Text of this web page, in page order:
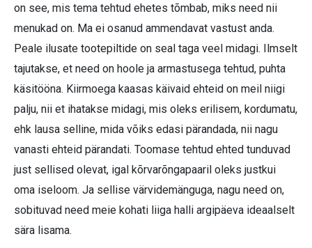
on see, mis tema tehtud ehetes tõmbab, miks need nii
menukad on. Ma ei osanud ammendavat vastust anda.
Peale ilusate tootepiltide on seal taga veel midagi. Ilmselt
tajutakse, et need on hoole ja armastusega tehtud, puhta
käsitööna. Kiirmoega kaasas käivaid ehteid on meil niigi
palju, nii et ihatakse midagi, mis oleks erilisem, kordumatu,
ehk lausa selline, mida võiks edasi pärandada, nii nagu
vanasti ehteid pärandati. Toomase tehtud ehted tunduvad
just sellised olevat, igal kõrvarõngapaaril oleks justkui
oma iseloom. Ja sellise värvidemänguga, nagu need on,
sobituvad need meie kohati liiga halli argipäeva ideaalselt
sära lisama.